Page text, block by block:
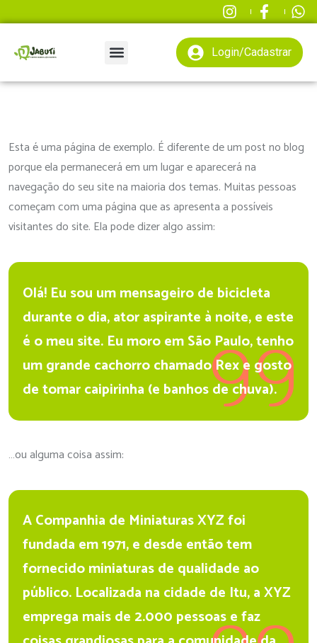
Login/Cadastrar
Esta é uma página de exemplo. É diferente de um post no blog
porque ela permanecerá em um lugar e aparecerá na
navegação do seu site na maioria dos temas. Muitas pessoas
começam com uma página que as apresenta a possíveis
visitantes do site. Ela pode dizer algo assim:
Olá! Eu sou um mensageiro de bicicleta
durante o dia, ator aspirante à noite, e este
é o meu site. Eu moro em São Paulo, tenho
um grande cachorro chamado Rex e gosto
de tomar caipirinha (e banhos de chuva).
…ou alguma coisa assim:
A Companhia de Miniaturas XYZ foi
fundada em 1971, e desde então tem
fornecido miniaturas de qualidade ao
público. Localizada na cidade de Itu, a XYZ
emprega mais de 2.000 pessoas e faz